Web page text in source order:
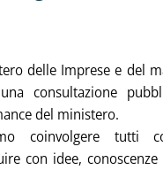
delle Imprese e del
consultazione
del ministero.
coinvolgere tutti
con idee,